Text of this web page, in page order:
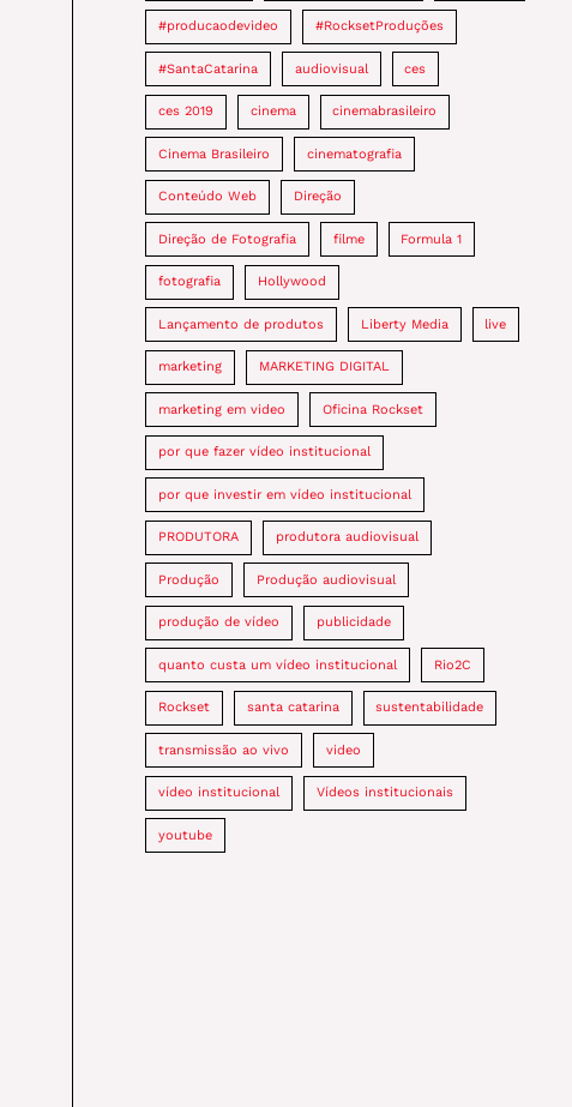
#producaodevideo #RocksetProduções
#SantaCatarina audiovisual ces
ces 2019 cinema cinemabrasileiro
Cinema Brasileiro cinematografia
Conteúdo Web Direção
Direção de Fotografia filme Formula 1
fotografia Hollywood
Lançamento de produtos Liberty Media live
marketing MARKETING DIGITAL
marketing em video Oficina Rockset
por que fazer vídeo institucional
por que investir em vídeo institucional
PRODUTORA produtora audiovisual
Produção Produção audiovisual
produção de vídeo publicidade
quanto custa um vídeo institucional Rio2C
Rockset santa catarina sustentabilidade
transmissão ao vivo video
vídeo institucional Vídeos institucionais
youtube